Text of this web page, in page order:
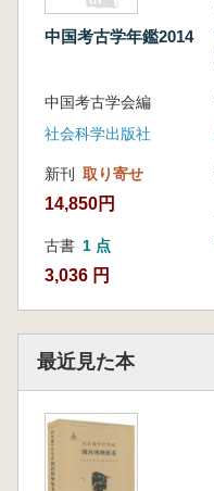
中国考古学年鑑2014
中国考古学会編
社会科学出版社
新刊 取り寄せ
14,850円
古書 1 点
3,036 円
最近見た本